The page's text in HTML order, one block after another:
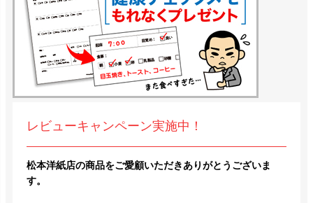
レビューキャンペーン実施中！
松本洋紙店の商品をご愛顧いただきありがとうございま
す。